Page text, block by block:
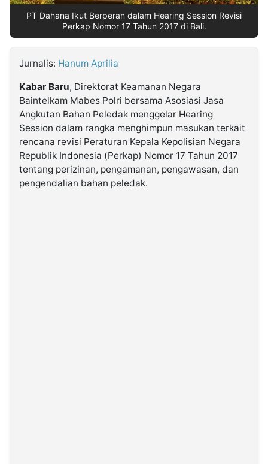
Kabarbaru.co
2026
Kabarbaru
PT Dahana Ikut Berperan dalam Hearing Session Revisi
Perkap Nomor 17 Tahun 2017 di Bali.
Jurnalis: Hanum Aprilia
Kabar Baru, Direktorat Keamanan Negara
Baintelkam Mabes Polri bersama Asosiasi Jasa
Angkutan Bahan Peledak menggelar Hearing
Session dalam rangka menghimpun masukan terkait
rencana revisi Peraturan Kepala Kepolisian Negara
Republik Indonesia (Perkap) Nomor 17 Tahun 2017
tentang perizinan, pengamanan, pengawasan, dan
pengendalian bahan peledak.